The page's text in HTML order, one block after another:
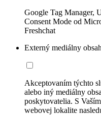
Google Tag Manager,
Consent Mode od
Freshchat
Externý mediálny obsah
Akceptovaním týchto
alebo iný mediálny
poskytovatelia. S
webovej lokalite